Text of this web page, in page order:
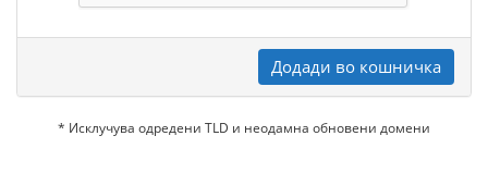
Додади во кошничка
* Исклучува одредени TLD и неодамна обновени домени